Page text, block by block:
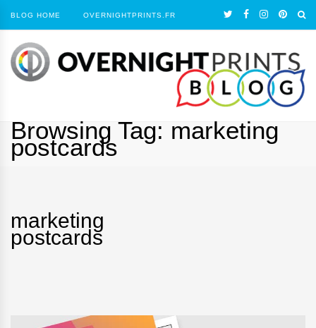
BLOG HOME OVERNIGHTPRINTS.FR
Browsing Tag: marketing
postcards
marketing
postcards